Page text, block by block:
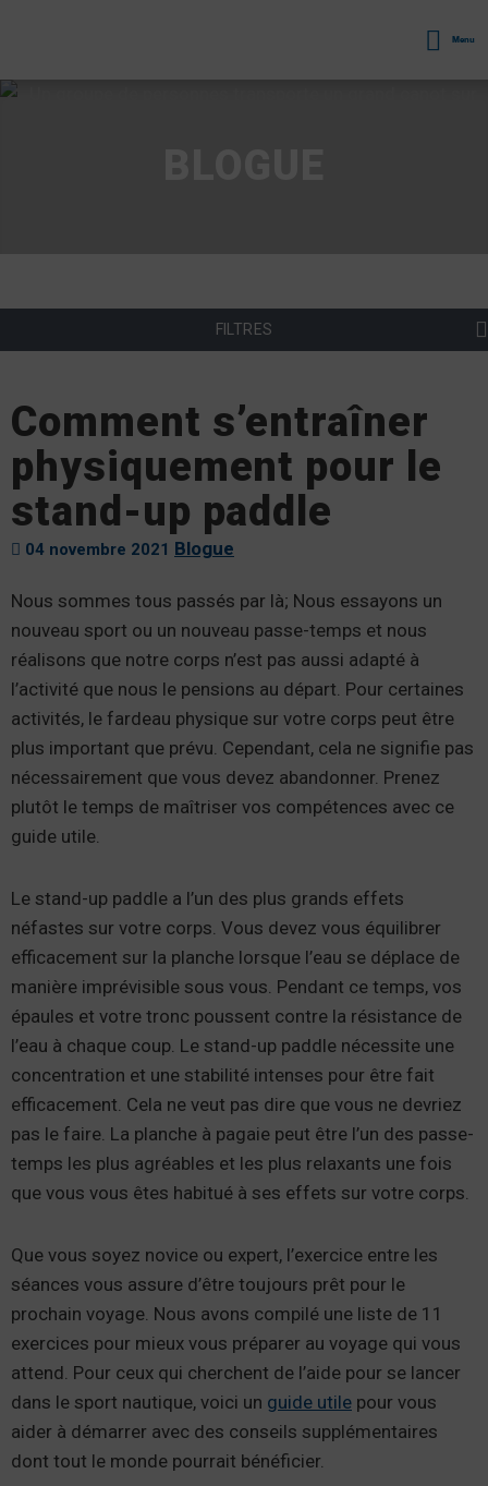
Menu
FILTRES
Comment s’entraîner
physiquement pour le
stand-up paddle
04 novembre 2021 Blogue
Nous sommes tous passés par là; Nous essayons un
nouveau sport ou un nouveau passe-temps et nous
réalisons que notre corps n’est pas aussi adapté à
l’activité que nous le pensions au départ. Pour certaines
activités, le fardeau physique sur votre corps peut être
plus important que prévu. Cependant, cela ne signifie pas
nécessairement que vous devez abandonner. Prenez
plutôt le temps de maîtriser vos compétences avec ce
guide utile.
Le stand-up paddle a l’un des plus grands effets
néfastes sur votre corps. Vous devez vous équilibrer
efficacement sur la planche lorsque l’eau se déplace de
manière imprévisible sous vous. Pendant ce temps, vos
épaules et votre tronc poussent contre la résistance de
l’eau à chaque coup. Le stand-up paddle nécessite une
concentration et une stabilité intenses pour être fait
efficacement. Cela ne veut pas dire que vous ne devriez
pas le faire. La planche à pagaie peut être l’un des passe-
temps les plus agréables et les plus relaxants une fois
que vous vous êtes habitué à ses effets sur votre corps.
Que vous soyez novice ou expert, l’exercice entre les
séances vous assure d’être toujours prêt pour le
prochain voyage. Nous avons compilé une liste de 11
exercices pour mieux vous préparer au voyage qui vous
attend. Pour ceux qui cherchent de l’aide pour se lancer
dans le sport nautique, voici un guide utile pour vous
aider à démarrer avec des conseils supplémentaires
dont tout le monde pourrait bénéficier.